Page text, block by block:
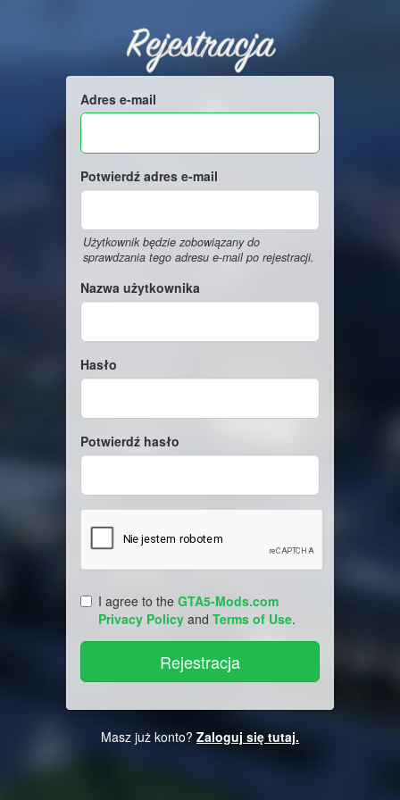
Rejestracja
Adres e-mail
Potwierdź adres e-mail
Użytkownik będzie zobowiązany do
sprawdzania tego adresu e-mail po rejestracji.
Nazwa użytkownika
Hasło
Potwierdź hasło
I agree to the GTA5-Mods.com
Privacy Policy and Terms of Use.
Masz już konto? Zaloguj się tutaj.